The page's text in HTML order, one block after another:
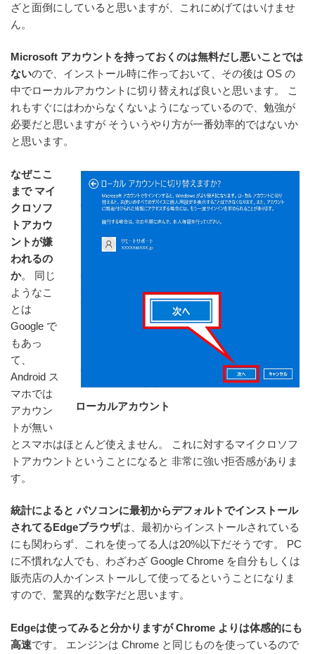
ざと面倒にしていると思いますが、これにめげてはいけませ
ん。
Microsoft アカウントを持っておくのは無料だし悪いことでは
ないので、インストール時に作っておいて、その後は OS の
中でローカルアカウントに切り替えれば良いと思います。 こ
れもすぐにはわからなくないようになっているので、勉強が
必要だと思いますが そういうやり方が一番効率的ではないか
と思います。
ローカルアカウント
なぜここ
まで マイ
クロソフ
トアカウ
ントが嫌
われるの
か。 同じ
ようなこ
とは
Google で
もあっ
て、
Android ス
マホでは
アカウン
トが無い
とスマホはほとんど使えません。 これに対するマイクロソフ
トアカウントということになると 非常に強い拒否感がありま
す。
統計によると パソコンに最初からデフォルトでインストール
されてるEdgeブラウザは、最初からインストールされている
にも関わらず、これを使ってる人は20%以下だそうです。 PC
に不慣れな人でも、わざわざ Google Chrome を自分もしくは
販売店の人かインストールして使ってるということになりま
すので、驚異的な数字だと思います。
Edgeは使ってみると分かりますが Chrome よりは体感的にも
高速です。 エンジンは Chrome と同じものを使っているので